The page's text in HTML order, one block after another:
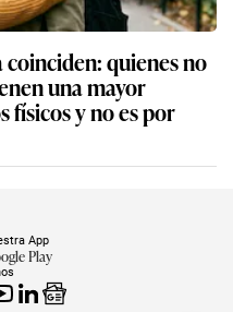
quienes no
una mayor
físicos y no es por
App
Play